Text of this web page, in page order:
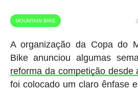
MOUNTAIN BIKE
A organização da Copa do
Bike anunciou algumas
reforma da competição desde
foi colocado um claro ênfase